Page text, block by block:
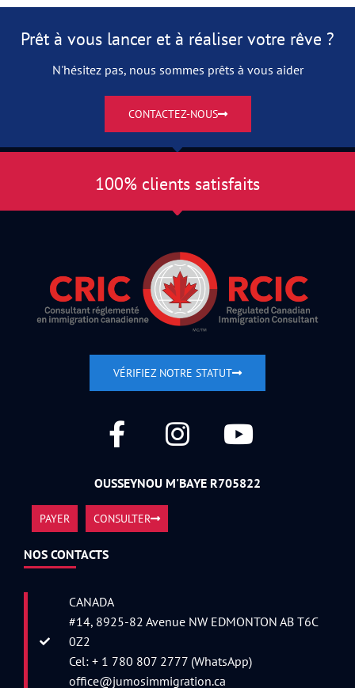
Prêt à vous lancer et à réaliser votre rêve ?
N'hésitez pas, nous sommes prêts à vous aider
CONTACTEZ-NOUS
100% clients satisfaits
VÉRIFIEZ NOTRE STATUT
OUSSEYNOU M'BAYE R705822
PAYER CONSULTER
NOS CONTACTS
CANADA
#14, 8925-82 Avenue NW EDMONTON AB T6C
0Z2
Cel: + 1 780 807 2777 (WhatsApp)
office@jumosimmigration.ca